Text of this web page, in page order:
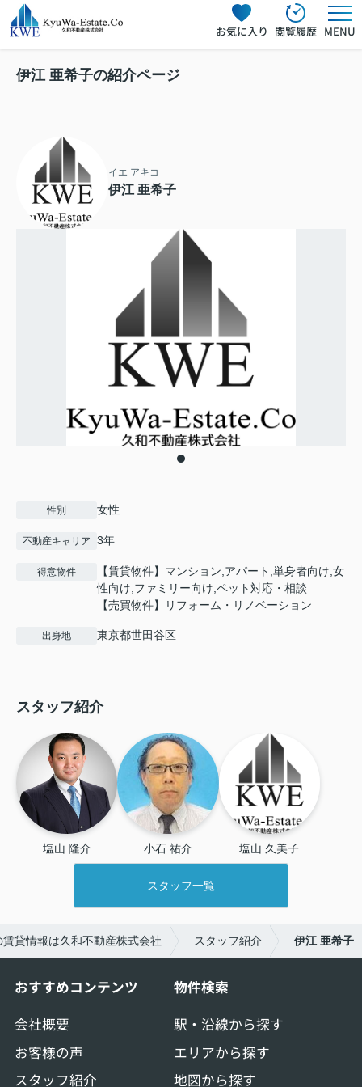
お気に入り 閲覧履歴 MENU
伊江 亜希子の紹介ページ
イエ アキコ
伊江 亜希子
性別 女性
不動産キャリア 3年
得意物件
【賃貸物件】マンション,アパート,単身者向け,女
性向け,ファミリー向け,ペット対応・相談
【売買物件】リフォーム・リノベーション
出身地 東京都世田谷区
スタッフ紹介
塩山 隆介 小石 祐介 塩山 久美子
スタッフ一覧
貸情報は久和不動産株式会社 スタッフ紹介 伊江 亜希子
おすすめコンテンツ
会社概要
お客様の声
スタッフ紹介
物件検索
駅・沿線から探す
エリアから探す
地図から探す